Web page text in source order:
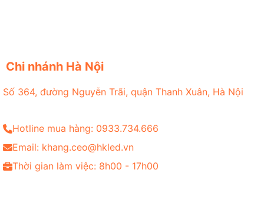
Chi nhánh Hà Nội
Số 364, đường Nguyễn Trãi, quận Thanh Xuân, Hà Nội
Hotline mua hàng: 0933.734.666
Email: khang.ceo@hkled.vn
Thời gian làm việc: 8h00 - 17h00